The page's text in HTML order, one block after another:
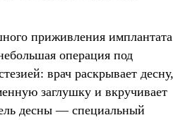
приживления имплантата
операция под
врач раскрывает десну,
заглушку и вкручивает
десны — специальный